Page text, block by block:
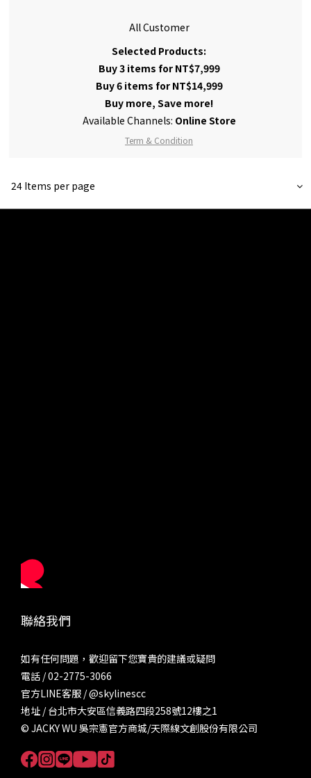
All Customer
Selected Products:
Buy 3 items for NT$7,999
Buy 6 items for NT$14,999
Buy more, Save more!
Available Channels: Online Store
Term & Condition
24 Items per page
聯絡我們
如有任何問題，歡迎留下您寶貴的建議或疑問
電話 / 02-2775-3066
官方LINE客服 /@skylinescc
地址 / 台北市大安區信義路四段258號12樓之1
© JACKY WU 吳宗憲官方商城/天際線文創股份有限公司